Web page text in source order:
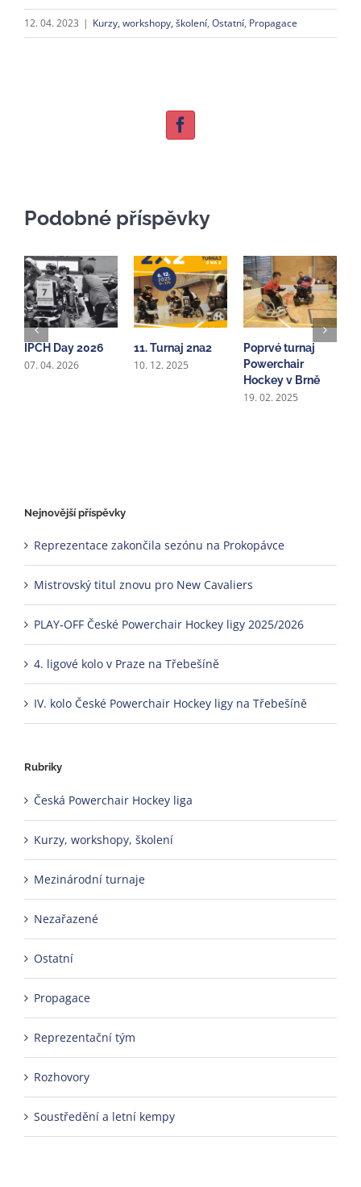
12. 04. 2023 | Kurzy, workshopy, školení, Ostatní, Propagace
Facebook
Podobné příspěvky
IPCH Day 2026
07. 04. 2026
11. Turnaj 2na2
10. 12. 2025
Poprvé turnaj
Powerchair
Hockey v Brně
19. 02. 2025
Nejnovější příspěvky
Reprezentace zakončila sezónu na Prokopávce
Mistrovský titul znovu pro New Cavaliers
PLAY‑OFF České Powerchair Hockey ligy 2025/2026
4. ligové kolo v Praze na Třebešíně
IV. kolo České Powerchair Hockey ligy na Třebešíně
Rubriky
Česká Powerchair Hockey liga
Kurzy, workshopy, školení
Mezinárodní turnaje
Nezařazené
Ostatní
Propagace
Reprezentační tým
Rozhovory
Soustředění a letní kempy